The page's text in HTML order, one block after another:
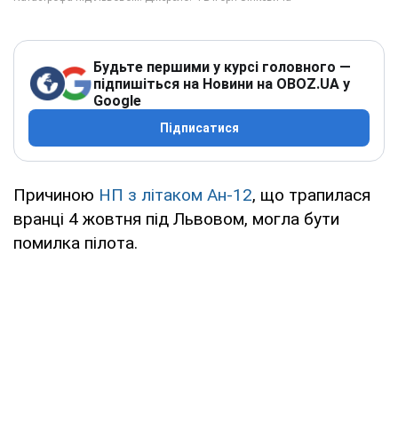
Будьте першими у курсі головного —
підпишіться на Новини на OBOZ.UA у
Google
Підписатися
Причиною НП з літаком Ан-12, що трапилася
вранці 4 жовтня під Львовом, могла бути
помилка пілота.